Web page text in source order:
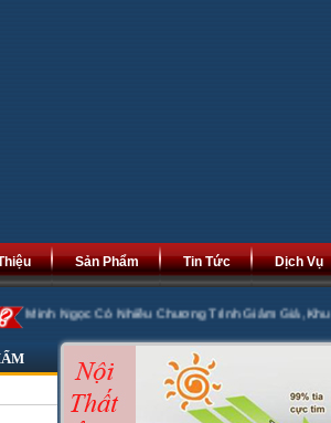
Sản Phẩm Tin Tức Dịch Vụ
Có Nhiều Chương Trình Giảm Giá ,Khuyến Mại